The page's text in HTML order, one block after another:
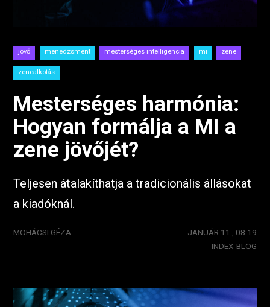
jövő menedzsment mesterséges intelligencia mi zene
zenealkotás
Mesterséges harmónia:
Hogyan formálja a MI a
zene jövőjét?
Teljesen átalakíthatja a tradicionális állásokat
a kiadóknál.
MOHÁCSI GÉZA
JANUÁR 11., 08:19
INDEX-BLOG